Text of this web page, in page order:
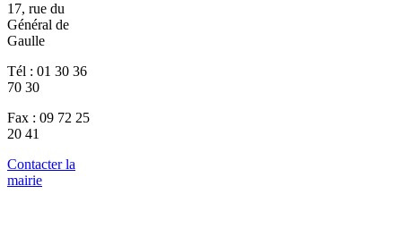
17, rue du
Général de
Gaulle
Tél : 01 30 36
70 30
Fax : 09 72 25
20 41
Contacter la
mairie